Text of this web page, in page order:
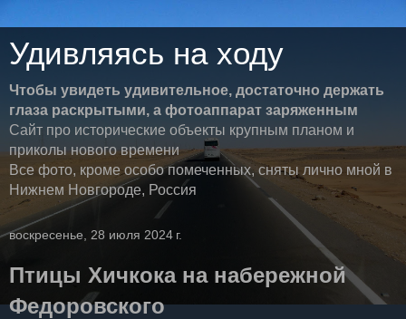
Удивляясь на ходу
Чтобы увидеть удивительное, достаточно держать
глаза раскрытыми, а фотоаппарат заряженным
Сайт про исторические объекты крупным планом и
приколы нового времени
Все фото, кроме особо помеченных, сняты лично мной в
Нижнем Новгороде, Россия
воскресенье, 28 июля 2024 г.
Птицы Хичкока на набережной
Федоровского